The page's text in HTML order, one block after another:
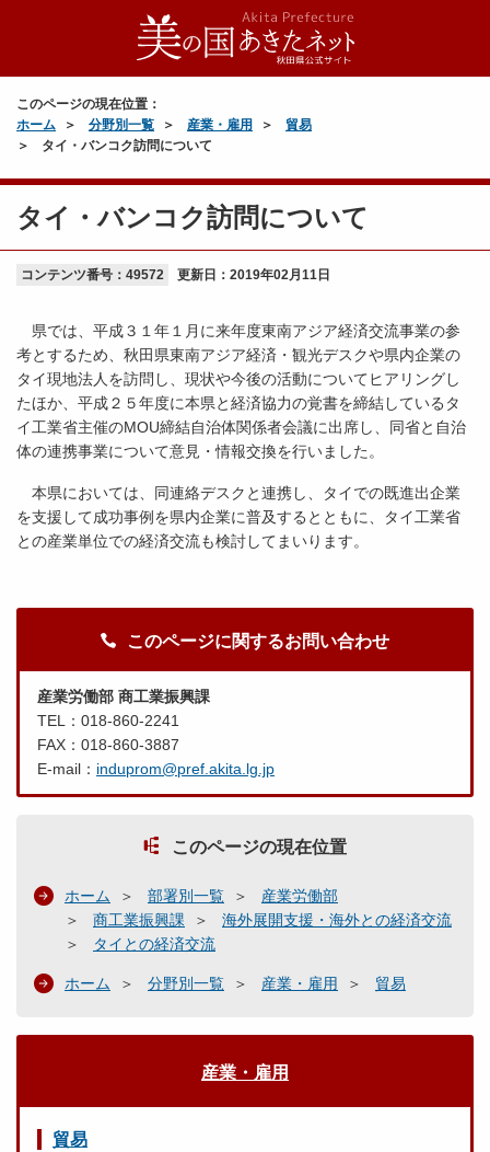
このページの現在位置：
ホーム
分野別一覧 産業・雇用
貿易
タイ・バンコク訪問について
タイ・バンコク訪問について
コンテンツ番号：49572 更新日： 2019年02月11日
県では、平成３１年１月に来年度東南アジア経済交流事業の参
考とするため、秋田県東南アジア経済・観光デスクや県内企業の
タイ現地法人を訪問し、現状や今後の活動についてヒアリングし
たほか、平成２５年度に本県と経済協力の覚書を締結しているタ
イ工業省主催のMOU締結自治体関係者会議に出席し、同省と自治
体の連携事業について意見・情報交換を行いました。
本県においては、同連絡デスクと連携し、タイでの既進出企業
を支援して成功事例を県内企業に普及するとともに、タイ工業省
との産業単位での経済交流も検討してまいります。
このページに関するお問い合わせ
産業労働部 商工業振興課
TEL：018-860-2241
FAX：018-860-3887
E-mail： induprom@pref.akita.lg.jp
このページの現在位置
ホーム 部署別一覧
産業労働部
商工業振興課
海外展開支援・海外との経済交流
タイとの経済交流
ホーム 分野別一覧 産業・雇用 貿易
産業・雇用
貿易